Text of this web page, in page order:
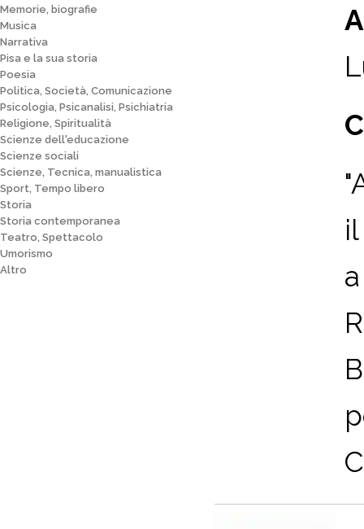
Memorie, biografie
Musica
Narrativa
Pisa e la sua storia
Poesia
Politica, Società, Comunicazione
Psicologia, Psicanalisi, Psichiatria
Religione, Spiritualità
Scienze dell'educazione
Scienze sociali
Scienze, Tecnica, manualistica
Sport, Tempo libero
Storia
Storia contemporanea
Teatro, Spettacolo
Umorismo
Altro